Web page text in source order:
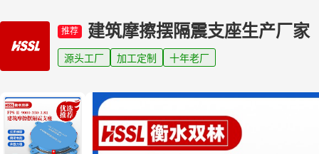
推荐 建筑摩擦摆隔震支座生产厂家
源头工厂 加工定制 十年老厂